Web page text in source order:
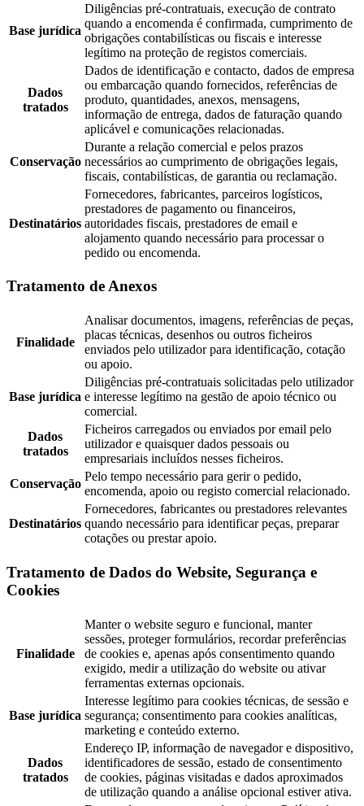
Base jurídica
Diligências pré-contratuais, execução de contrato
quando a encomenda é confirmada, cumprimento de
obrigações contabilísticas ou fiscais e interesse
legítimo na proteção de registos comerciais.
Dados
tratados
Dados de identificação e contacto, dados de empresa
ou embarcação quando fornecidos, referências de
produto, quantidades, anexos, mensagens,
informação de entrega, dados de faturação quando
aplicável e comunicações relacionadas.
Conservação
Durante a relação comercial e pelos prazos
necessários ao cumprimento de obrigações legais,
fiscais, contabilísticas, de garantia ou reclamação.
Destinatários
Fornecedores, fabricantes, parceiros logísticos,
prestadores de pagamento ou financeiros,
autoridades fiscais, prestadores de email e
alojamento quando necessário para processar o
pedido ou encomenda.
Tratamento de Anexos
Finalidade
Analisar documentos, imagens, referências de peças,
placas técnicas, desenhos ou outros ficheiros
enviados pelo utilizador para identificação, cotação
ou apoio.
Base jurídica
Diligências pré-contratuais solicitadas pelo utilizador
e interesse legítimo na gestão de apoio técnico ou
comercial.
Dados
tratados
Ficheiros carregados ou enviados por email pelo
utilizador e quaisquer dados pessoais ou
empresariais incluídos nesses ficheiros.
Conservação
Pelo tempo necessário para gerir o pedido,
encomenda, apoio ou registo comercial relacionado.
Destinatários
Fornecedores, fabricantes ou prestadores relevantes
quando necessário para identificar peças, preparar
cotações ou prestar apoio.
Tratamento de Dados do Website, Segurança e
Cookies
Finalidade
Manter o website seguro e funcional, manter
sessões, proteger formulários, recordar preferências
de cookies e, apenas após consentimento quando
exigido, medir a utilização do website ou ativar
ferramentas externas opcionais.
Base jurídica
Interesse legítimo para cookies técnicas, de sessão e
segurança; consentimento para cookies analíticas,
marketing e conteúdo externo.
Dados
tratados
Endereço IP, informação de navegador e dispositivo,
identificadores de sessão, estado de consentimento
de cookies, páginas visitadas e dados aproximados
de utilização quando a análise opcional estiver ativa.